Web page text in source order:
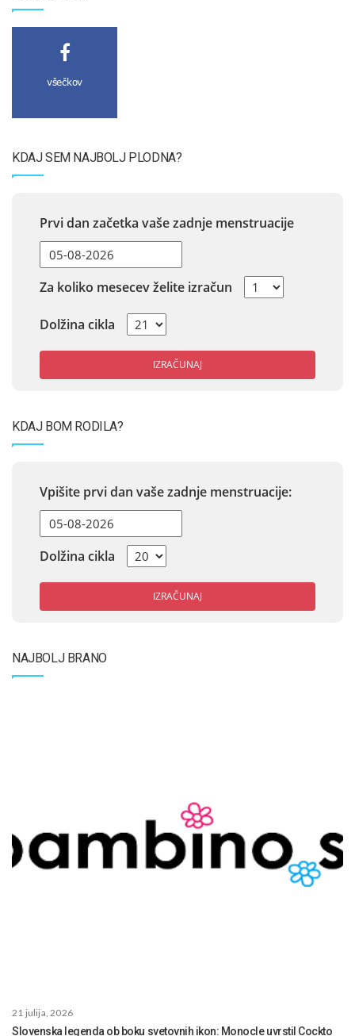
všečkov
KDAJ SEM NAJBOLJ PLODNA?
Prvi dan začetka vaše zadnje menstruacije
Za koliko mesecev želite izračun
Dolžina cikla
IZRAČUNAJ
KDAJ BOM RODILA?
Vpišite prvi dan vaše zadnje menstruacije:
Dolžina cikla
IZRAČUNAJ
NAJBOLJ BRANO
21 julija, 2026
Slovenska legenda ob boku svetovnih ikon: Monocle uvrstil Cockto